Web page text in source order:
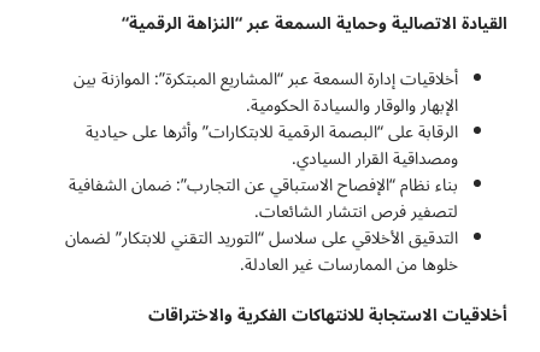
القيادة الاتصالية وحماية السمعة عبر “النزاهة الرقمية“
أخلاقيات إدارة السمعة عبر “المشاريع المبتكرة”: الموازنة بين
الإبهار والوقار والسيادة الحكومية.
الرقابة على “البصمة الرقمية للابتكارات” وأثرها على حيادية
ومصداقية القرار السيادي.
بناء نظام “الإفصاح الاستباقي عن التجارب”: ضمان الشفافية
لتصفير فرص انتشار الشائعات.
التدقيق الأخلاقي على سلاسل “التوريد التقني للابتكار” لضمان
خلوها من الممارسات غير العادلة.
أخلاقيات الاستجابة للانتهاكات الفكرية والاختراقات